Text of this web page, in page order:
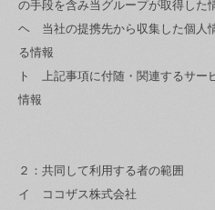
の手段を含み当グループが取得した
ヘ 当社の提携先から収集した個人
る情報
ト 上記事項に付随・関連するサー
情報
２：共同して利用する者の範囲
イ ココザス株式会社